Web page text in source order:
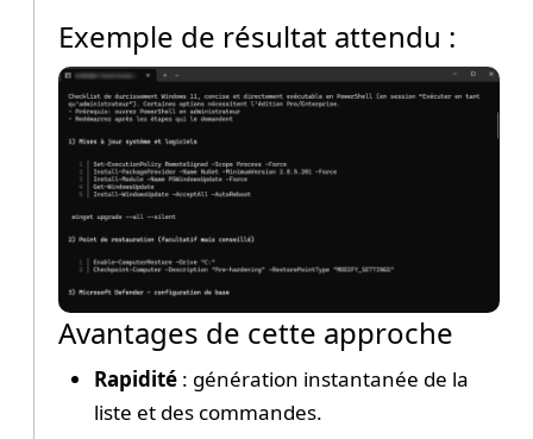
Exemple de résultat attendu :
Avantages de cette approche
Rapidité : génération instantanée de la
liste et des commandes.